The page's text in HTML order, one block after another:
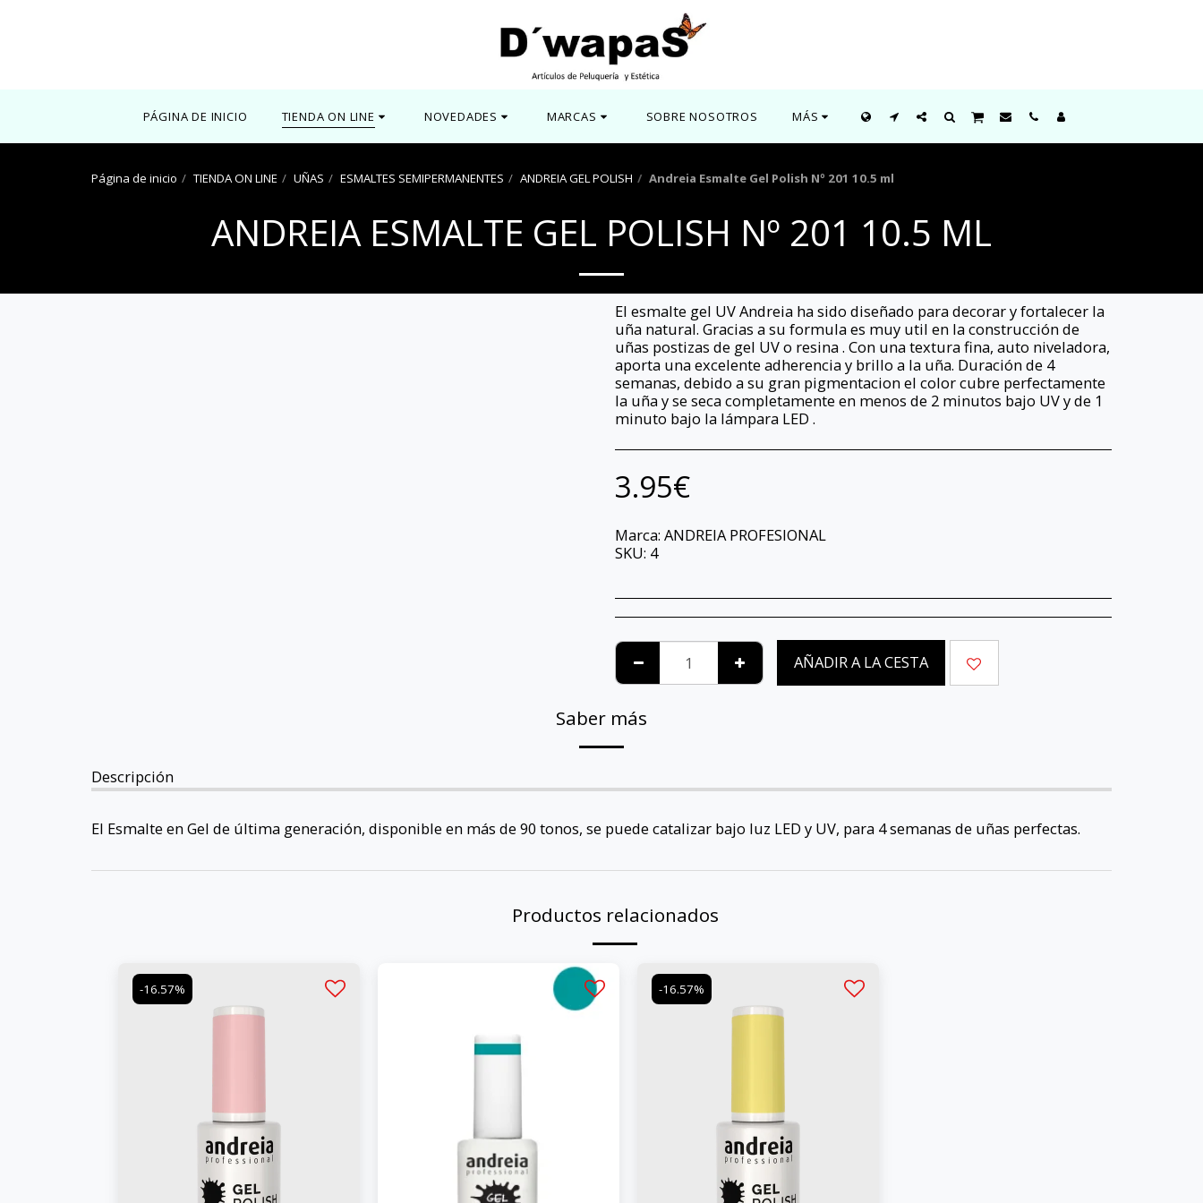
PÁGINA DE INICIO TIENDA ON LINE NOVEDADES MARCAS SOBRE NOSOTROS MÁS
Página de inicio TIENDA ON LINE UÑAS ESMALTES SEMIPERMANENTES ANDREIA GEL POLISH Andreia Esmalte Gel Polish Nº 201 10.5 ml
ANDREIA ESMALTE GEL POLISH Nº 201 10.5 ML
El esmalte gel UV Andreia ha sido diseñado para decorar y fortalecer la
uña natural. Gracias a su formula es muy util en la construcción de
uñas postizas de gel UV o resina . Con una textura fina, auto niveladora,
aporta una excelente adherencia y brillo a la uña. Duración de 4
semanas, debido a su gran pigmentacion el color cubre perfectamente
la uña y se seca completamente en menos de 2 minutos bajo UV y de 1
minuto bajo la lámpara LED .
3.95€
Marca: ANDREIA PROFESIONAL
SKU: 4
AÑADIR A LA CESTA
Saber más
Descripción
El Esmalte en Gel de última generación, disponible en más de 90 tonos, se puede catalizar bajo luz LED y UV, para 4 semanas de uñas perfectas.
Productos relacionados
-16.57% -16.57%